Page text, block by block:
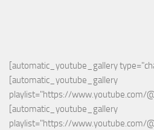
[automatic_youtube_gallery
[automatic_youtube_gallery
playlist="https://www.youtube.com/
[automatic_youtube_gallery
playlist="https://www.youtube.com/